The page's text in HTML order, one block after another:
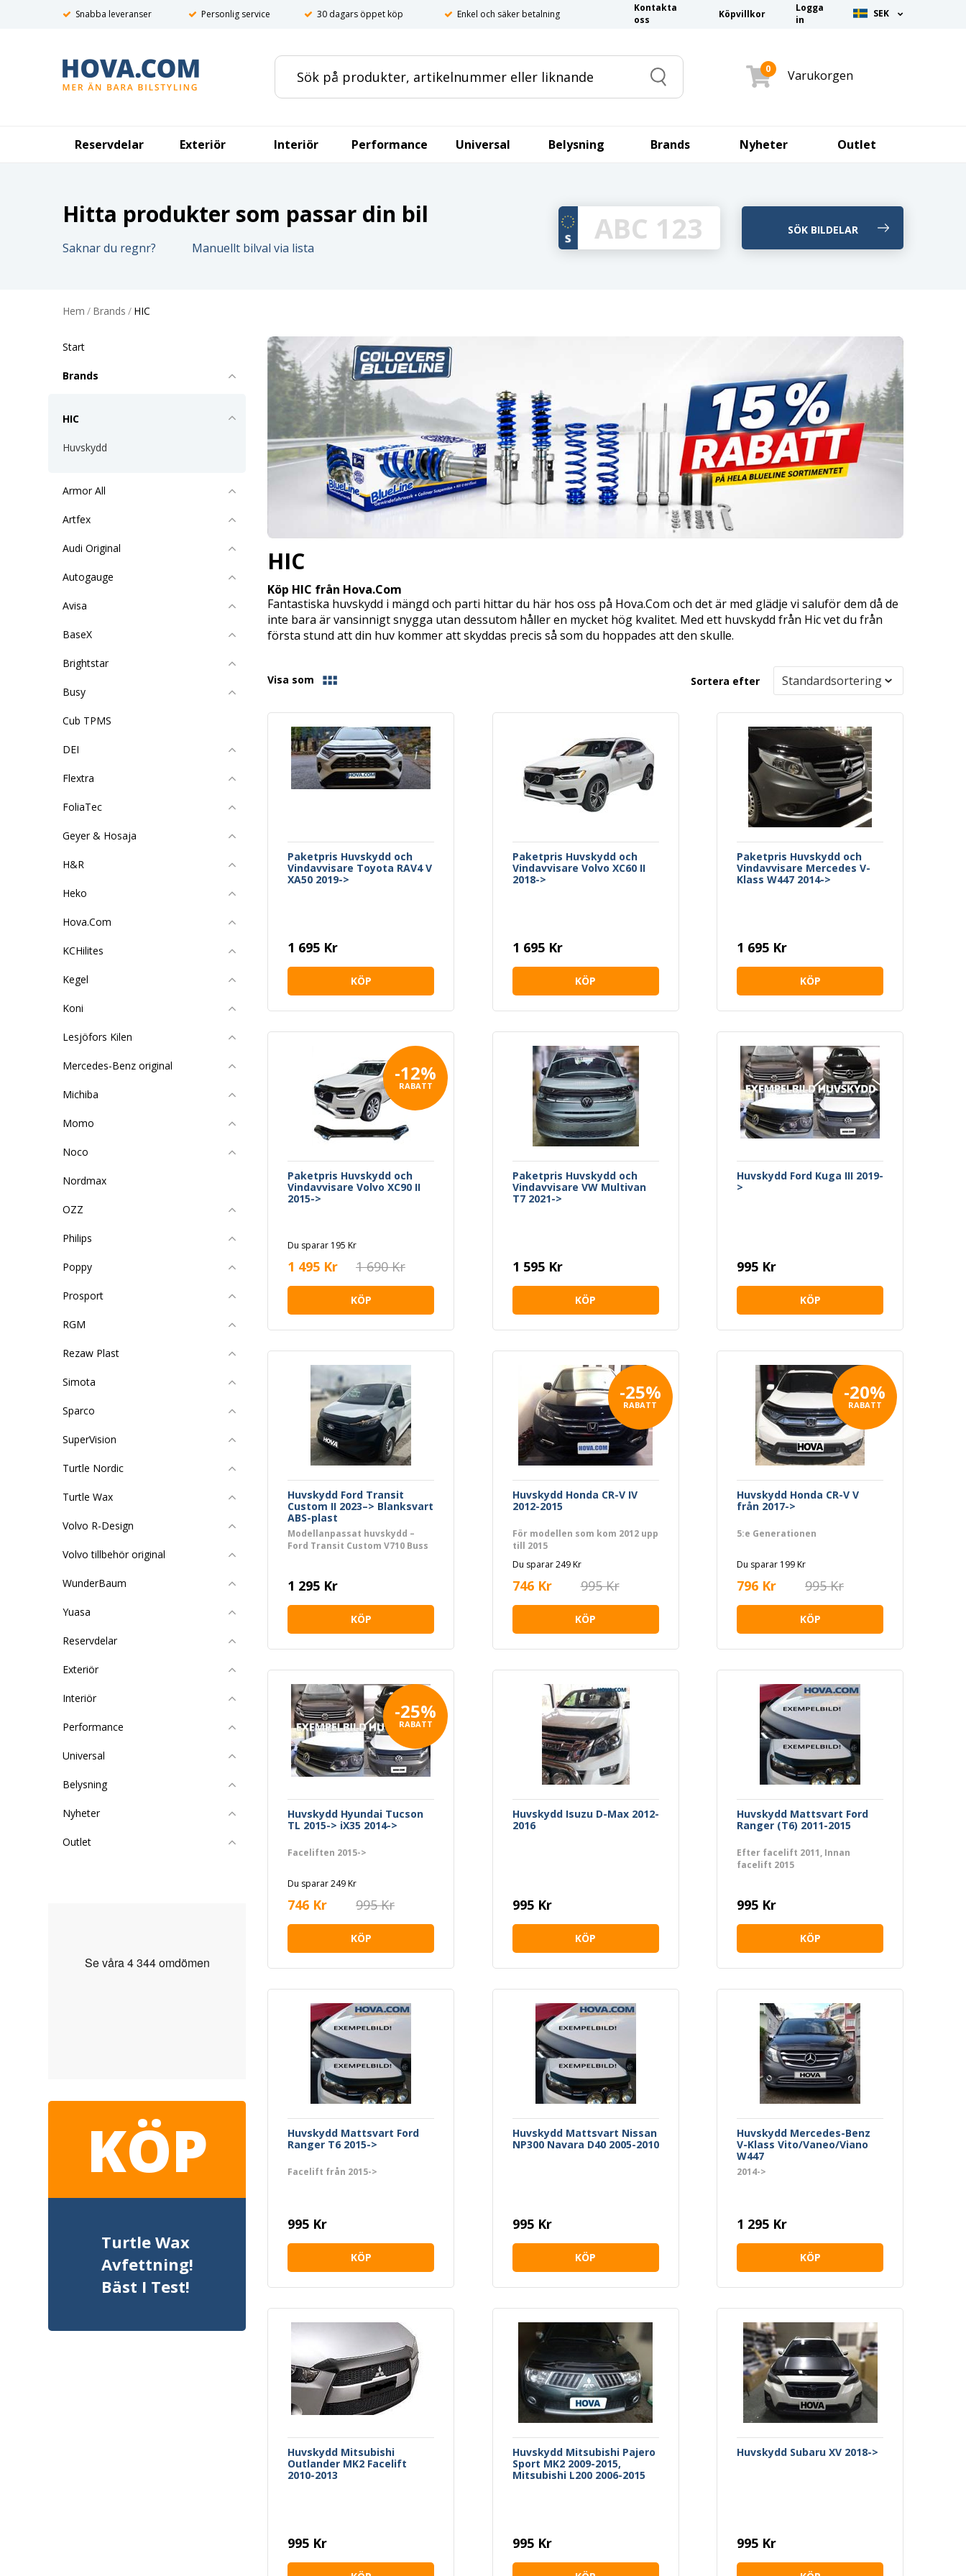
Snabba leveranser Personlig service 30 dagars öppet köp Enkel och säker betalning
Kontakta
oss
Köpvillkor
Logga
in
SEK
Search
0 Varukorgen
Reservdelar Exteriör Interiör Performance Universal Belysning Brands Nyheter Outlet
Hitta produkter som passar din bil
Saknar du regnr? Manuellt bilval via lista
Hem / Brands / HIC
Start
Brands
HIC
Huvskydd
Armor All
Artfex
Audi Original
Autogauge
Avisa
BaseX
Brightstar
Busy
Cub TPMS
DEI
Flextra
FoliaTec
Geyer & Hosaja
H&R
Heko
Hova.Com
KCHilites
Kegel
Koni
Lesjöfors Kilen
Mercedes-Benz original
Michiba
Momo
Noco
Nordmax
OZZ
Philips
Poppy
Prosport
RGM
Rezaw Plast
Simota
Sparco
SuperVision
Turtle Nordic
Turtle Wax
Volvo R-Design
Volvo tillbehör original
WunderBaum
Yuasa
Reservdelar
Exteriör
Interiör
Performance
Universal
Belysning
Nyheter
Outlet
KÖP
Turtle Wax
Avfettning!
Bäst I Test!
HIC
Köp HIC från Hova.Com
Fantastiska huvskydd i mängd och parti hittar du här hos oss på Hova.Com och det är med glädje vi saluför dem då de
inte bara är vansinnigt snygga utan dessutom håller en mycket hög kvalitet. Med ett huvskydd från Hic vet du från
första stund att din huv kommer att skyddas precis så som du hoppades att den skulle.
Visa som Sortera efter
Paketpris Huvskydd och
Vindavvisare Toyota RAV4 V
XA50 2019->
1 695 Kr
KÖP
Paketpris Huvskydd och
Vindavvisare Volvo XC60 II
2018->
1 695 Kr
KÖP
Paketpris Huvskydd och
Vindavvisare Mercedes V-
Klass W447 2014->
1 695 Kr
KÖP
-12%
RABATT
Paketpris Huvskydd och
Vindavvisare Volvo XC90 II
2015->
Du sparar 195 Kr
1 495 Kr 1 690 Kr
KÖP
Paketpris Huvskydd och
Vindavvisare VW Multivan
T7 2021->
1 595 Kr
KÖP
Huvskydd Ford Kuga III 2019-
>
995 Kr
KÖP
Huvskydd Ford Transit
Custom II 2023–> Blanksvart
ABS-plast
Modellanpassat huvskydd –
Ford Transit Custom V710 Buss
1 295 Kr
KÖP
-25%
RABATT
Huvskydd Honda CR-V IV
2012-2015
För modellen som kom 2012 upp
till 2015
Du sparar 249 Kr
746 Kr 995 Kr
KÖP
-20%
RABATT
Huvskydd Honda CR-V V
från 2017->
5:e Generationen
Du sparar 199 Kr
796 Kr 995 Kr
KÖP
-25%
RABATT
Huvskydd Hyundai Tucson
TL 2015-> iX35 2014->
Faceliften 2015->
Du sparar 249 Kr
746 Kr 995 Kr
KÖP
Huvskydd Isuzu D-Max 2012-
2016
995 Kr
KÖP
Huvskydd Mattsvart Ford
Ranger (T6) 2011-2015
Efter facelift 2011, Innan
facelift 2015
995 Kr
KÖP
Huvskydd Mattsvart Ford
Ranger T6 2015->
Facelift från 2015->
995 Kr
KÖP
Huvskydd Mattsvart Nissan
NP300 Navara D40 2005-2010
995 Kr
KÖP
Huvskydd Mercedes-Benz
V-Klass Vito/Vaneo/Viano
W447
2014->
1 295 Kr
KÖP
Huvskydd Mitsubishi
Outlander MK2 Facelift
2010-2013
995 Kr
Huvskydd Mitsubishi Pajero
Sport MK2 2009-2015,
Mitsubishi L200 2006-2015
995 Kr
Huvskydd Subaru XV 2018->
995 Kr